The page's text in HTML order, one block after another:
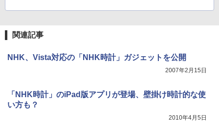
関連記事
NHK、Vista対応の「NHK時計」ガジェットを公開
2007年2月15日
「NHK時計」のiPad版アプリが登場、壁掛け時計的な使
い方も？
2010年4月5日